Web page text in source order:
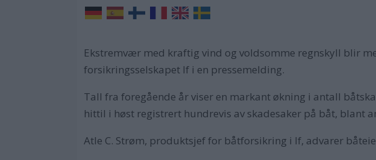
Ekstremvær med kraftig vind og voldsomme regnskyll blir
forsikringsselskapet If i en pressemelding.
Tall fra foregående år viser en markant økning i antall
hittil i høst registrert hundrevis av skadesaker på båt, blant
Atle C. Strøm, produktsjef for båtforsikring i If, advarer